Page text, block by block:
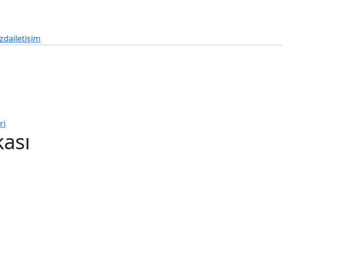
iletişim